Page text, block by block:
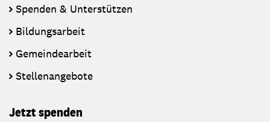
Spenden & Unterstützen
Bildungsarbeit
Gemeindearbeit
Stellenangebote
Jetzt spenden